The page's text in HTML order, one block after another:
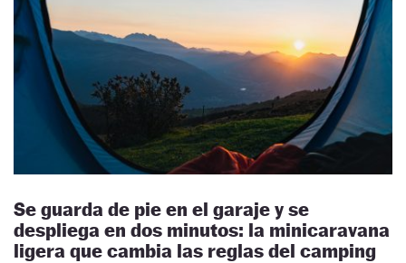
Se guarda de pie en el garaje y se
despliega en dos minutos: la minicaravana
ligera que cambia las reglas del camping